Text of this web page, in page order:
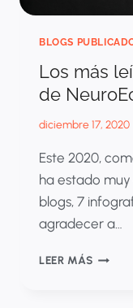
BLOGS
Los más
de
diciembre 17, 2020
Este 2020,
ha estado
blogs, 7
agradecer a…
LEER MÁSLOS